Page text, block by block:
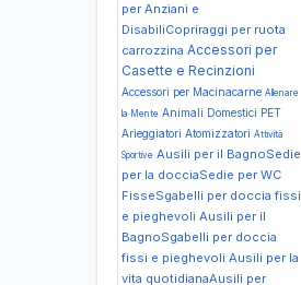
per Anziani e
DisabiliCopriraggi per ruota
carrozzina Accessori per
Casette e Recinzioni
Accessori per Macinacarne Allenare
la Mente Animali Domestici PET
Arieggiatori Atomizzatori Attività
Sportive Ausili per il BagnoSedie
per la docciaSedie per WC
FisseSgabelli per doccia fissi
e pieghevoli Ausili per il
BagnoSgabelli per doccia
fissi e pieghevoli Ausili per la
vita quotidianaAusili per